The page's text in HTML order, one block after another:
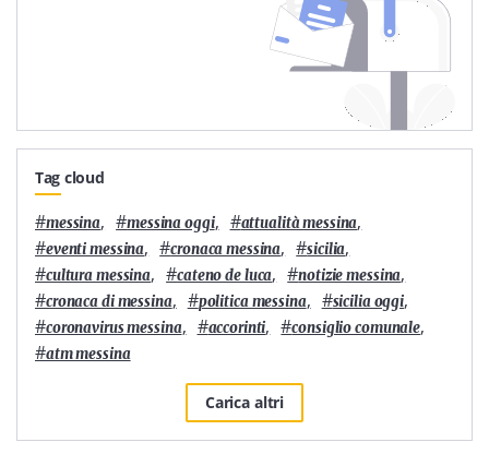
Tag cloud
#messina, #messina oggi, #attualità messina,
#eventi messina, #cronaca messina, #sicilia,
#cultura messina, #cateno de luca, #notizie messina,
#cronaca di messina, #politica messina, #sicilia oggi,
#coronavirus messina, #accorinti, #consiglio comunale,
#atm messina
Carica altri